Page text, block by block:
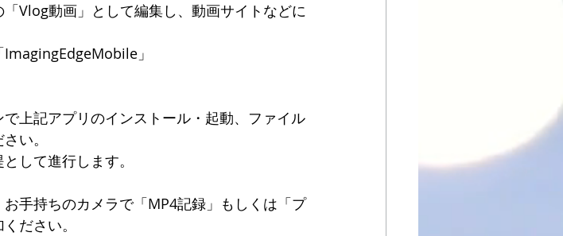
Vlog動画」として編集し、動画サイトなどに
」
上記アプリのインストール・起動、ファイル
い。
して進行します。
手持ちのカメラで「MP4記録」もしくは「プ
ださい。